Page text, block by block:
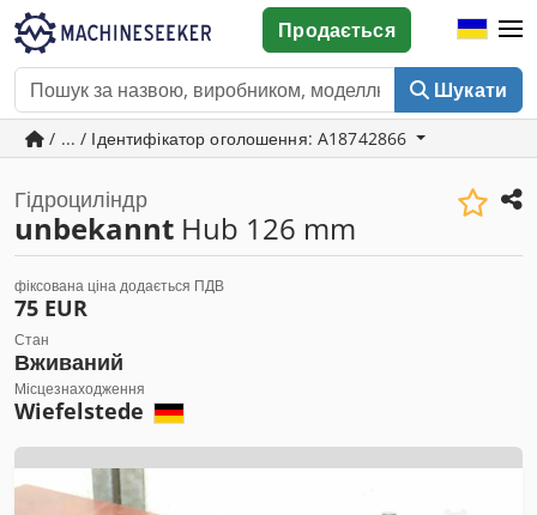
Шукати
Продається
/ ... / Ідентифікатор оголошення: A18742866
Гідроциліндр
unbekannt Hub 126 mm
фіксована ціна додається ПДВ
75 EUR
Стан
Вживаний
Місцезнаходження
Wiefelstede